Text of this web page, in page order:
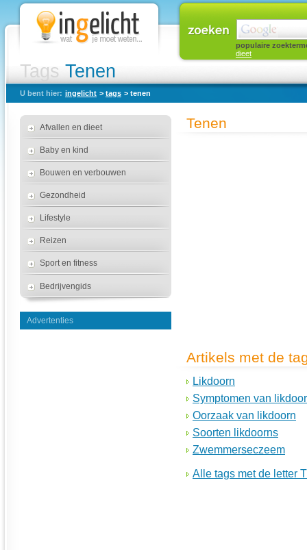
Tags Tenen
populaire
dieet
U bent hier: ingelicht > tags > tenen
Afvallen en dieet
Baby en kind
Bouwen en verbouwen
Gezondheid
Lifestyle
Reizen
Sport en fitness
Bedrijvengids
Advertenties
Tenen
Artikels met de
Likdoorn
Symptomen van
Oorzaak van likdoorn
Soorten likdoorns
Zwemmerseczeem
Alle tags met de letter T